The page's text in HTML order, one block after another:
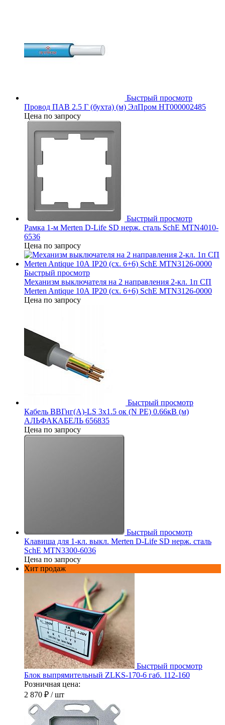
Быстрый просмотр
Провод ПАВ 2.5 Г (бухта) (м) ЭлПром НТ000002485
Цена по запросу
Быстрый просмотр
Рамка 1-м Merten D-Life SD нерж. сталь SchE MTN4010-
6536
Цена по запросу
Быстрый просмотр
Механизм выключателя на 2 направления 2-кл. 1п СП
Merten Antique 10А IP20 (сх. 6+6) SchE MTN3126-0000
Цена по запросу
Быстрый просмотр
Кабель ВВГнг(А)-LS 3х1.5 ок (N PE) 0.66кВ (м)
АЛЬФАКАБЕЛЬ 656835
Цена по запросу
Быстрый просмотр
Клавиша для 1-кл. выкл. Merten D-Life SD нерж. сталь
SchE MTN3300-6036
Цена по запросу
Хит продаж
Быстрый просмотр
Блок выпрямительный ZLKS-170-6 габ. 112-160
Розничная цена:
2 870 ₽ / шт